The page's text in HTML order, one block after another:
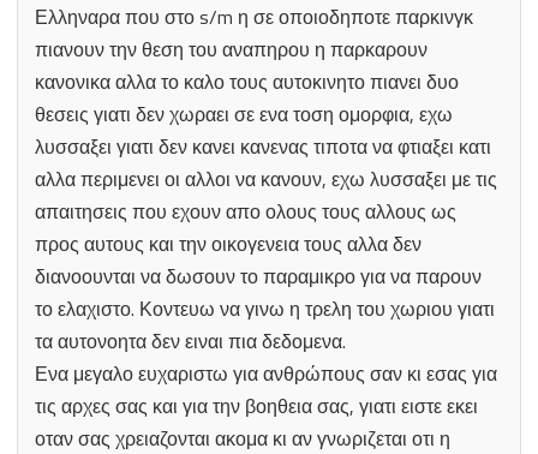
Ελληναρα που στο s/m η σε οποιοδηποτε παρκινγκ
πιανουν την θεση του αναπηρου η παρκαρουν
κανονικα αλλα το καλο τους αυτοκινητο πιανει δυο
θεσεις γιατι δεν χωραει σε ενα τοση ομορφια, εχω
λυσσαξει γιατι δεν κανει κανενας τιποτα να φτιαξει κατι
αλλα περιμενει οι αλλοι να κανουν, εχω λυσσαξει με τις
απαιτησεις που εχουν απο ολους τους αλλους ως
προς αυτους και την οικογενεια τους αλλα δεν
διανοουνται να δωσουν το παραμικρο για να παρουν
το ελαχιστο. Κοντευω να γινω η τρελη του χωριου γιατι
τα αυτονοητα δεν ειναι πια δεδομενα.
Ενα μεγαλο ευχαριστω για ανθρώπους σαν κι εσας για
τις αρχες σας και για την βοηθεια σας, γιατι ειστε εκει
οταν σας χρειαζονται ακομα κι αν γνωριζεται οτι η